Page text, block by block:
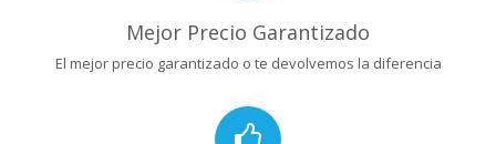
Mejor Precio Garantizado
El mejor precio garantizado o te devolvemos la diferencia